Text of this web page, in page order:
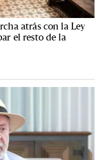
atrás con la Ley
el resto de la